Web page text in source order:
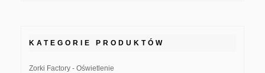
KATEGORIE PRODUKTÓW
Zorki Factory - Oświetlenie